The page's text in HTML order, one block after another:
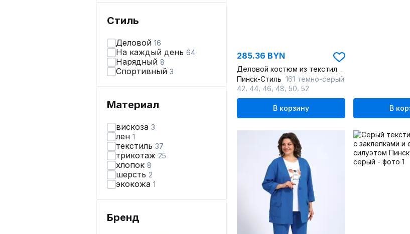
Стиль
Деловой 16
На каждый день 64
Нарядный 8
Спортивный 3
Материал
вискоза 3
лен 1
текстиль 37
трикотаж 25
хлопок 8
шерсть 2
экокожа 1
Бренд
285.36 BYN
Деловой костюм из текстиля серого цвета с жилетом и брюками для офиса
Пинск-Стиль 161 темно-серый
42 44 46 48 50 52
В корзину В